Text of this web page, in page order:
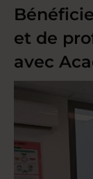
et de
avec